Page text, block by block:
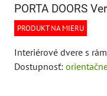
PORTA DOORS
PRODUKT NA MIERU
Interiérové dvere s
Dostupnosť: